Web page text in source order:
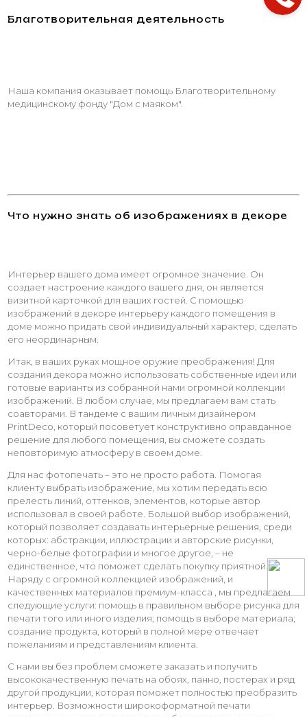
Благотворительная деятельность
Наша компания оказывает помощь Благотворительному
медицинскому фонду "Дом с маяком".
Что нужно знать об изображениях в декоре
Интерьер вашего дома имеет огромное значение. Он
создает настроение каждого вашего дня, он является
визитной карточкой для ваших гостей. С помощью
изображений в декоре интерьеру каждого помещения в
доме можно придать свой индивидуальный характер, сделать
его неординарным.
Итак, в ваших руках мощное оружие преображения! Для
создания декора можно использовать собственные идеи или
готовые варианты из собранной нами огромной коллекции
изображений. В любом случае, мы предлагаем вам стать
соавторами. В тандеме с вашим личным дизайнером
PrintDeco, который посоветует конструктивно оправданное
решение для любого помещения, вы сможете создать
неповторимую атмосферу в своем доме.
Для нас фотопечать – это не просто работа. Помогая
клиенту выбрать изображение, мы хотим передать всю
прелесть линий, оттенков, элементов, которые автор
использовал в своей работе. Большой выбор изображений,
который позволяет создавать интерьерные решения, среди
которых: абстракции, иллюстрации и авторские рисунки,
черно-белые фотографии и многое другое, – не
единственное, что поможет сделать покупку приятной.
Наряду с огромной коллекцией изображений, и
качественных материалов премиум-класса , мы предлагаем
следующие услуги: помощь в правильном выборе рисунка для
печати того или иного изделия; помощь в выборе материала;
создание продукта, который в полной мере отвечает
пожеланиям и представлениям клиента.
С нами вы без проблем сможете заказать и получить
высококачественную печать на обоях, панно, постерах и ряд
другой продукции, которая поможет полностью преобразить
интерьер. Возможности широкоформатной печати